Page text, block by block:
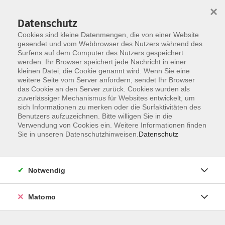
Skip to main content
Qualitätsmanagement
Impressum
Datenschutzerklärung
Programm
Über uns
Projekte und AGs
Werde Dozent*in
Kooperationspartner*innen
Datenschutz
Cookies sind kleine Datenmengen, die von einer Website
gesendet und vom Webbrowser des Nutzers während des
Surfens auf dem Computer des Nutzers gespeichert
werden. Ihr Browser speichert jede Nachricht in einer
kleinen Datei, die Cookie genannt wird. Wenn Sie eine
weitere Seite vom Server anfordern, sendet Ihr Browser
das Cookie an den Server zurück. Cookies wurden als
zuverlässiger Mechanismus für Websites entwickelt, um
sich Informationen zu merken oder die Surfaktivitäten des
Benutzers aufzuzeichnen. Bitte willigen Sie in die
Verwendung von Cookies ein. Weitere Informationen finden
Sie in unseren Datenschutzhinweisen. Datenschutz
×
Notwendig
Matomo